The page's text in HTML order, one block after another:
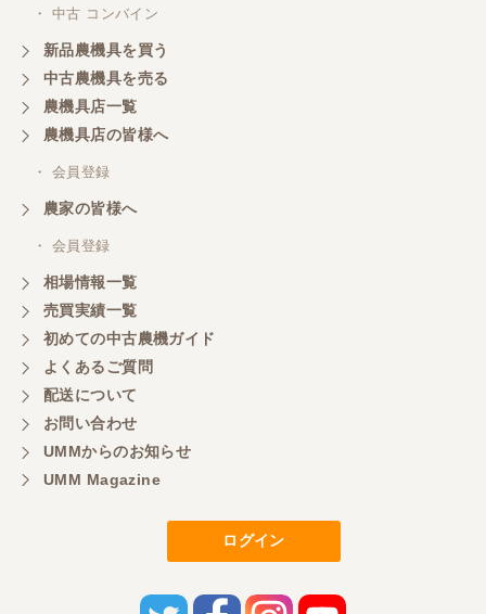
うでしたらよろしくお願いいたします。
福岡県／あらら還
素早く丁寧にされる社長さんです。また欲しい物が
福岡県／マエカワ
ずーーと欲しかった 色彩選別機を買うことができ
ました。しかも、未使用の状態です。 当方の価格に
す。 直売用の米の販売促進に弾みをつけることがで
きます。 本当にありがとうございました。 また、ご
話連絡。こちらでも出品してて、尚且つこちらのほ
・ 中古 コンバイン
新品農機具を買う
中古農機具を売る
農機具店一覧
農機具店の皆様へ
・ 会員登録
農家の皆様へ
・ 会員登録
相場情報一覧
売買実績一覧
初めての中古農機ガイド
よくあるご質問
配送について
お問い合わせ
UMMからのお知らせ
UMM Magazine
ログイン